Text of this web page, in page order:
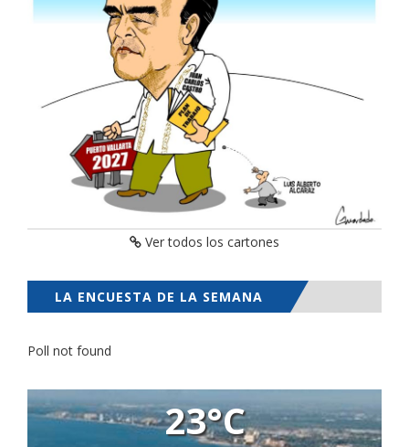
Ver todos los cartones
LA ENCUESTA DE LA SEMANA
Poll not found
23°C